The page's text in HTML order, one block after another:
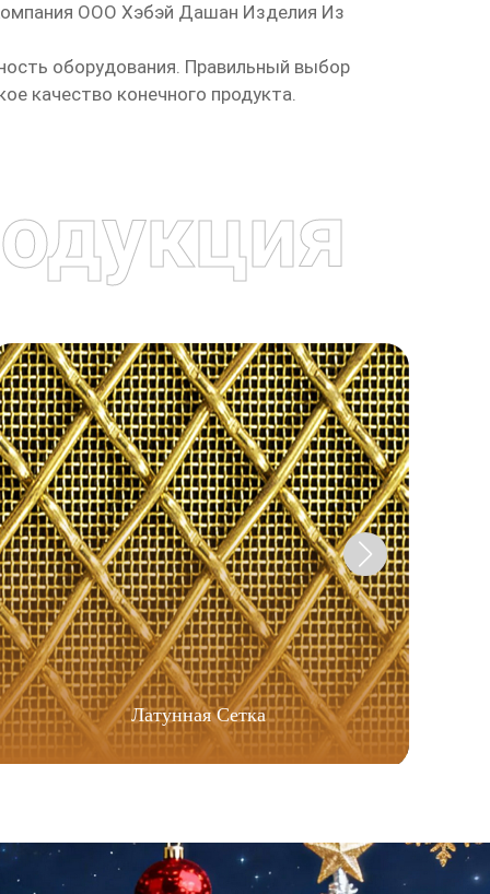
ООО Хэбэй Дашан Изделия Из
оборудования. Правильный выбор
качество конечного продукта.
Латунная Сетка